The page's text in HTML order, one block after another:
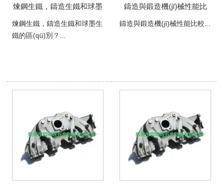
煉鋼生鐵，鑄造生鐵和球墨
生鐵的區(qū)別？
煉鋼生鐵，鑄造生鐵和球墨生
鐵的區(qū)別？...
鑄造與鍛造機(jī)械性能比
鑄造與鍛造機(jī)械性能比較...